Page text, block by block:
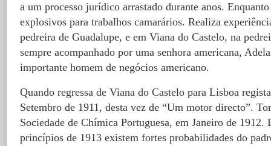
a um processo jurídico arrastado durante anos.
explosivos para trabalhos camarários. Realiza
pedreira de Guadalupe, e em Viana do Castelo, na
sempre acompanhado por uma senhora americana,
importante homem de negócios americano.
Quando regressa de Viana do Castelo para Lisboa
Setembro de 1911, desta vez de “Um motor directo”.
Sociedade de Chímica Portuguesa, em Janeiro de 1912.
princípios de 1913 existem fortes probabilidades do